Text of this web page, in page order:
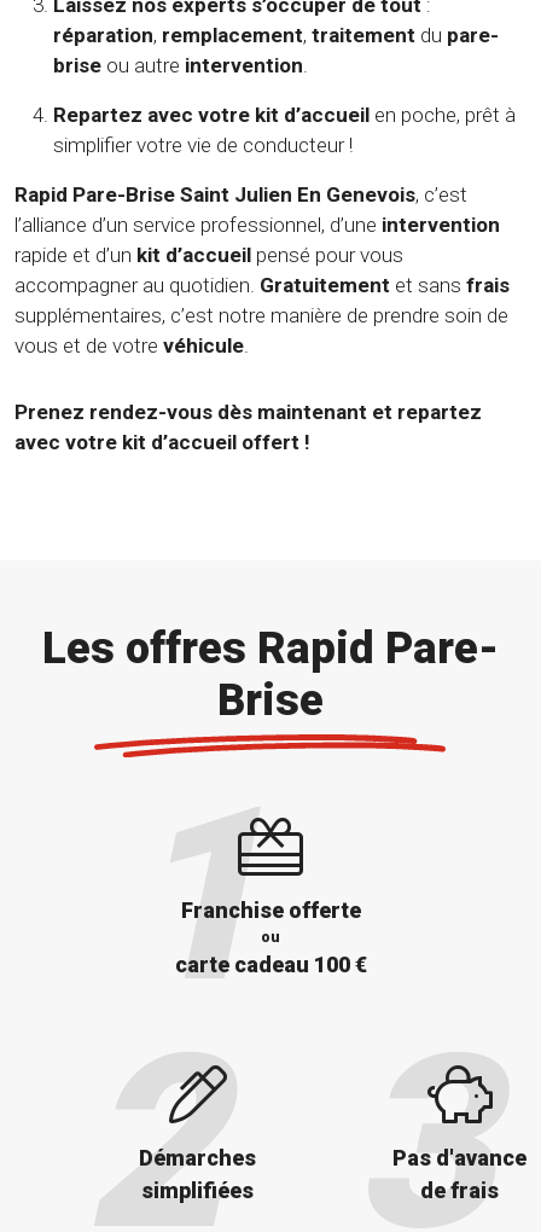
Laissez nos experts s’occuper de tout :
réparation, remplacement, traitement du pare-
brise ou autre intervention.
Repartez avec votre kit d’accueil en poche, prêt à
simplifier votre vie de conducteur !
Rapid Pare-Brise Saint Julien En Genevois, c’est
l’alliance d’un service professionnel, d’une intervention
rapide et d’un kit d’accueil pensé pour vous
accompagner au quotidien. Gratuitement et sans frais
supplémentaires, c’est notre manière de prendre soin de
vous et de votre véhicule.
Prenez rendez-vous dès maintenant et repartez
avec votre kit d’accueil offert !
Les offres Rapid Pare-
Brise
Franchise offerte
ou
carte cadeau 100 €
Démarches
simplifiées
Pas d'avance
de frais